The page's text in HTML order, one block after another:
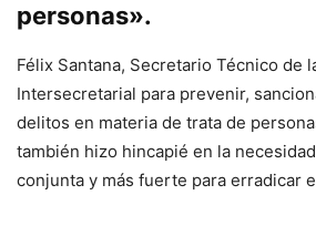
personas».
Félix Santana, Secretario Técnico de
Intersecretarial para prevenir,
delitos en materia de trata de
también hizo hincapié en la
conjunta y más fuerte para erradicar